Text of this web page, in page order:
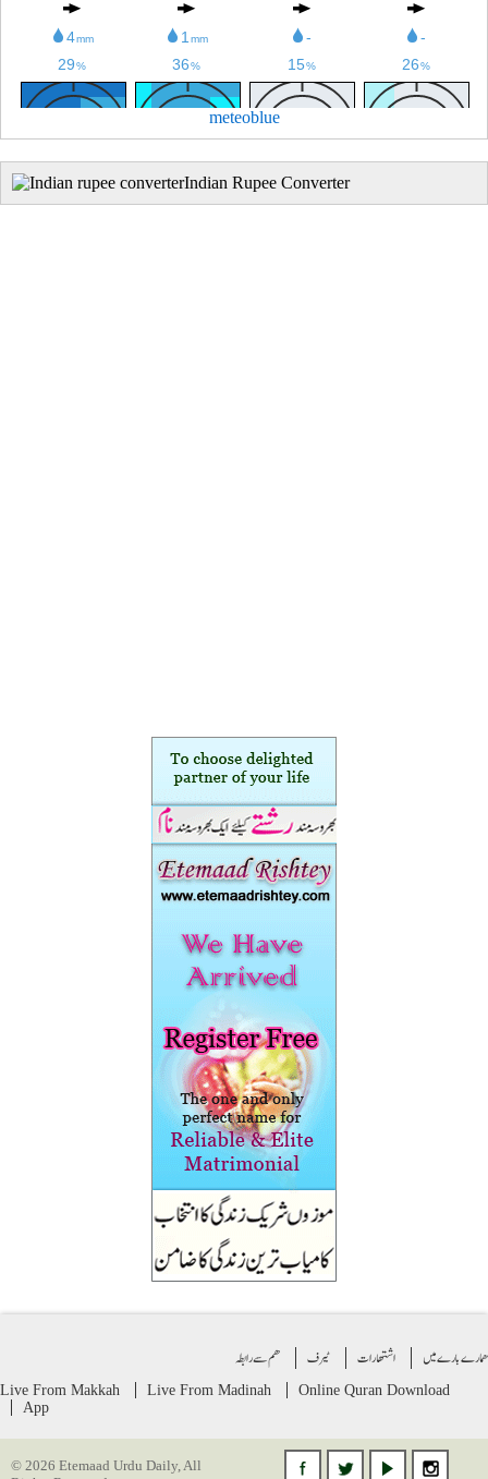
meteoblue
Indian Rupee Converter
بارے میں اشتهارات ٹیرف ھم سے رابطہ
Live From Makkah Live From Madinah Online Quran Download
App
© 2026 Etemaad Urdu Daily, All